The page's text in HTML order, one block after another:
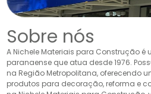
Sobre nós
A Nichele Materiais para Construção
paranaense que atua desde 1976.
na Região Metropolitana, oferecendo
produtos para decoração, reforma e